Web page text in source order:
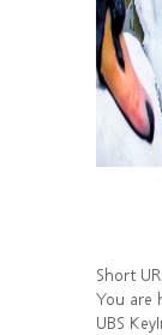
Short
You are
UBS